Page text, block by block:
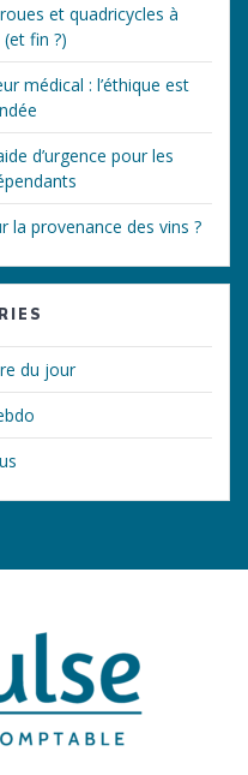
et quadricycles à
fin ?)
médical : l’éthique est
d’urgence pour les
la provenance des vins ?
du jour